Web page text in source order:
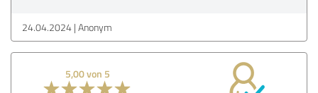
24.04.2024 Anonym
5,00 von 5